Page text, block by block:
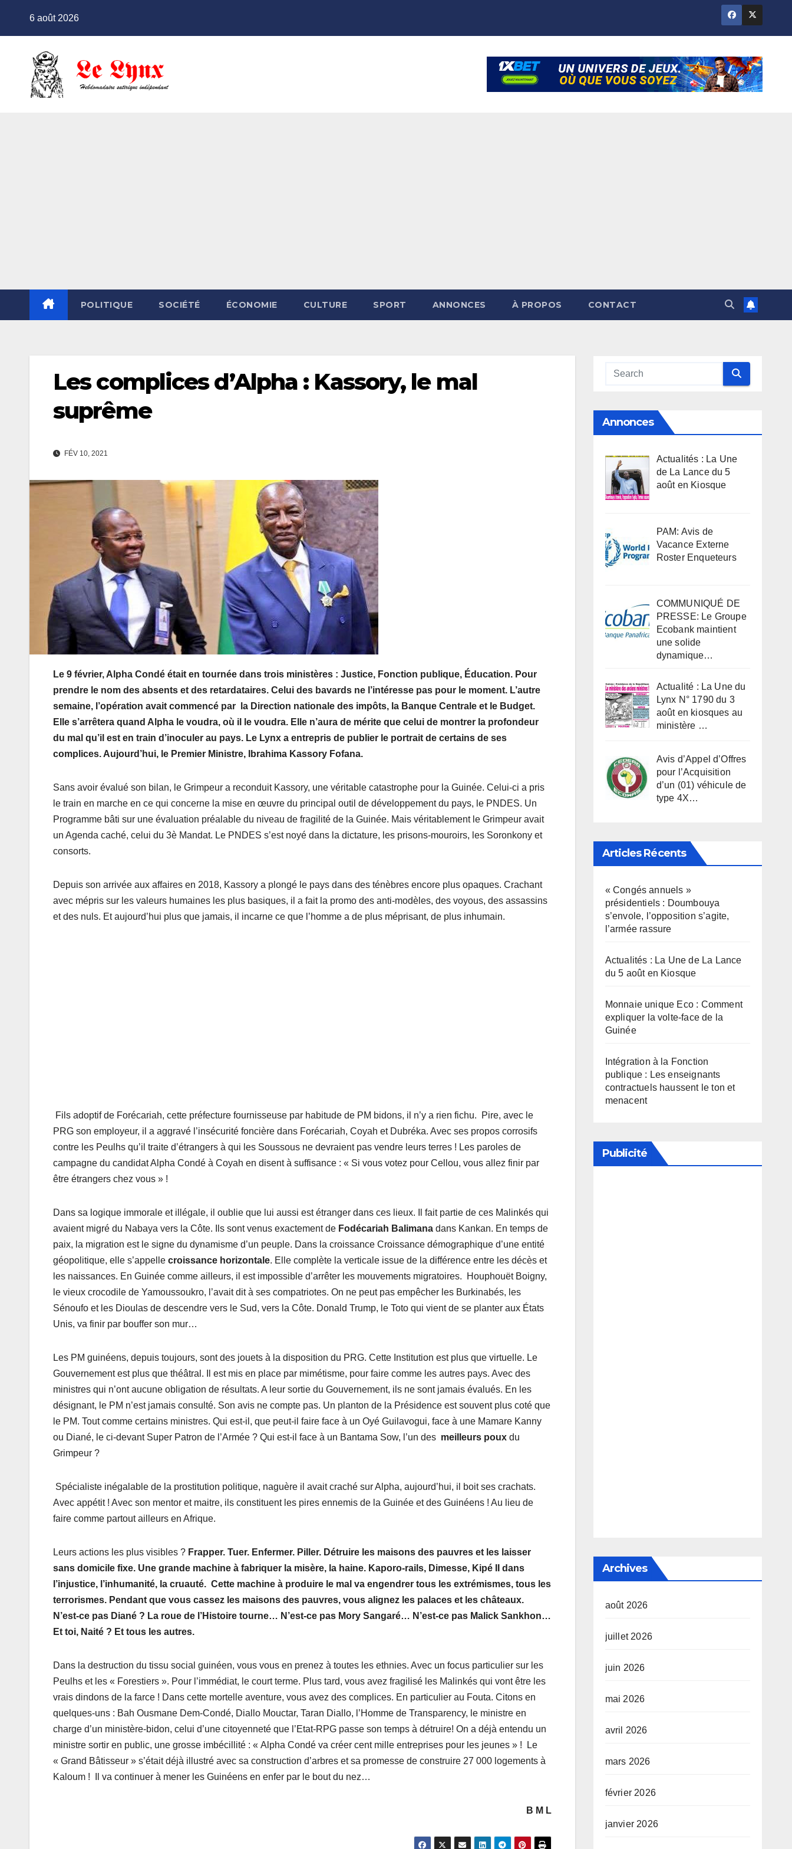
6 août 2026
POLITIQUE SOCIÉTÉ ÉCONOMIE CULTURE SPORT ANNONCES À PROPOS CONTACT
Les complices d’Alpha : Kassory, le mal
suprême
FÉV 10, 2021
Le 9 février, Alpha Condé était en tournée dans trois ministères : Justice, Fonction publique, Éducation. Pour
prendre le nom des absents et des retardataires. Celui des bavards ne l’intéresse pas pour le moment. L’autre
semaine, l’opération avait commencé par la Direction nationale des impôts, la Banque Centrale et le Budget.
Elle s’arrêtera quand Alpha le voudra, où il le voudra. Elle n’aura de mérite que celui de montrer la profondeur
du mal qu’il est en train d’inoculer au pays. Le Lynx a entrepris de publier le portrait de certains de ses
complices. Aujourd’hui, le Premier Ministre, Ibrahima Kassory Fofana.
Sans avoir évalué son bilan, le Grimpeur a reconduit Kassory, une véritable catastrophe pour la Guinée. Celui-ci a pris
le train en marche en ce qui concerne la mise en œuvre du principal outil de développement du pays, le PNDES. Un
Programme bâti sur une évaluation préalable du niveau de fragilité de la Guinée. Mais véritablement le Grimpeur avait
un Agenda caché, celui du 3è Mandat. Le PNDES s’est noyé dans la dictature, les prisons-mouroirs, les Soronkony et
consorts.
Depuis son arrivée aux affaires en 2018, Kassory a plongé le pays dans des ténèbres encore plus opaques. Crachant
avec mépris sur les valeurs humaines les plus basiques, il a fait la promo des anti-modèles, des voyous, des assassins
et des nuls. Et aujourd’hui plus que jamais, il incarne ce que l’homme a de plus méprisant, de plus inhumain.
Fils adoptif de Forécariah, cette préfecture fournisseuse par habitude de PM bidons, il n’y a rien fichu. Pire, avec le
PRG son employeur, il a aggravé l’insécurité foncière dans Forécariah, Coyah et Dubréka. Avec ses propos corrosifs
contre les Peulhs qu’il traite d’étrangers à qui les Soussous ne devraient pas vendre leurs terres ! Les paroles de
campagne du candidat Alpha Condé à Coyah en disent à suffisance : « Si vous votez pour Cellou, vous allez finir par
être étrangers chez vous » !
Dans sa logique immorale et illégale, il oublie que lui aussi est étranger dans ces lieux. Il fait partie de ces Malinkés qui
avaient migré du Nabaya vers la Côte. Ils sont venus exactement de Fodécariah Balimana dans Kankan. En temps de
paix, la migration est le signe du dynamisme d’un peuple. Dans la croissance Croissance démographique d’une entité
géopolitique, elle s’appelle croissance horizontale. Elle complète la verticale issue de la différence entre les décès et
les naissances. En Guinée comme ailleurs, il est impossible d’arrêter les mouvements migratoires. Houphouët Boigny,
le vieux crocodile de Yamoussoukro, l’avait dit à ses compatriotes. On ne peut pas empêcher les Burkinabés, les
Sénoufo et les Dioulas de descendre vers le Sud, vers la Côte. Donald Trump, le Toto qui vient de se planter aux États
Unis, va finir par bouffer son mur…
Les PM guinéens, depuis toujours, sont des jouets à la disposition du PRG. Cette Institution est plus que virtuelle. Le
Gouvernement est plus que théâtral. Il est mis en place par mimétisme, pour faire comme les autres pays. Avec des
ministres qui n’ont aucune obligation de résultats. A leur sortie du Gouvernement, ils ne sont jamais évalués. En les
désignant, le PM n’est jamais consulté. Son avis ne compte pas. Un planton de la Présidence est souvent plus coté que
le PM. Tout comme certains ministres. Qui est-il, que peut-il faire face à un Oyé Guilavogui, face à une Mamare Kanny
ou Diané, le ci-devant Super Patron de l’Armée ? Qui est-il face à un Bantama Sow, l’un des meilleurs poux du
Grimpeur ?
Spécialiste inégalable de la prostitution politique, naguère il avait craché sur Alpha, aujourd’hui, il boit ses crachats.
Avec appétit ! Avec son mentor et maitre, ils constituent les pires ennemis de la Guinée et des Guinéens ! Au lieu de
faire comme partout ailleurs en Afrique.
Leurs actions les plus visibles ? Frapper. Tuer. Enfermer. Piller. Détruire les maisons des pauvres et les laisser
sans domicile fixe. Une grande machine à fabriquer la misère, la haine. Kaporo-rails, Dimesse, Kipé II dans
l’injustice, l’inhumanité, la cruauté. Cette machine à produire le mal va engendrer tous les extrémismes, tous les
terrorismes. Pendant que vous cassez les maisons des pauvres, vous alignez les palaces et les châteaux.
N’est-ce pas Diané ? La roue de l’Histoire tourne… N’est-ce pas Mory Sangaré… N’est-ce pas Malick Sankhon…
Et toi, Naité ? Et tous les autres.
Dans la destruction du tissu social guinéen, vous vous en prenez à toutes les ethnies. Avec un focus particulier sur les
Peulhs et les « Forestiers ». Pour l’immédiat, le court terme. Plus tard, vous avez fragilisé les Malinkés qui vont être les
vrais dindons de la farce ! Dans cette mortelle aventure, vous avez des complices. En particulier au Fouta. Citons en
quelques-uns : Bah Ousmane Dem-Condé, Diallo Mouctar, Taran Diallo, l’Homme de Transparency, le ministre en
charge d’un ministère-bidon, celui d’une citoyenneté que l’Etat-RPG passe son temps à détruire! On a déjà entendu un
ministre sortir en public, une grosse imbécillité : « Alpha Condé va créer cent mille entreprises pour les jeunes » ! Le
« Grand Bâtisseur » s’était déjà illustré avec sa construction d’arbres et sa promesse de construire 27 000 logements à
Kaloum ! Il va continuer à mener les Guinéens en enfer par le bout du nez…
B M L
Annonces
Actualités : La Une
de La Lance du 5
août en Kiosque
PAM: Avis de
Vacance Externe
Roster Enqueteurs
COMMUNIQUÉ DE
PRESSE: Le Groupe
Ecobank maintient
une solide
dynamique…
Actualité : La Une du
Lynx N° 1790 du 3
août en kiosques au
ministère …
Avis d’Appel d’Offres
pour l’Acquisition
d’un (01) véhicule de
type 4X…
Articles Récents
« Congés annuels »
présidentiels : Doumbouya
s’envole, l’opposition s’agite,
l’armée rassure
Actualités : La Une de La Lance
du 5 août en Kiosque
Monnaie unique Eco : Comment
expliquer la volte-face de la
Guinée
Intégration à la Fonction
publique : Les enseignants
contractuels haussent le ton et
menacent
Publicité
Archives
août 2026
juillet 2026
juin 2026
mai 2026
avril 2026
mars 2026
février 2026
janvier 2026